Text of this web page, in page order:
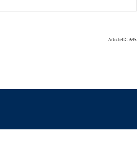
ArticleID: 645